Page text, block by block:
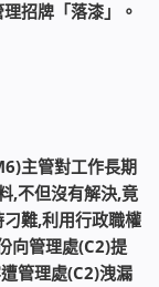
招牌「落漆」。
主管對工作長期
,不但沒有解決,竟
難,利用行政職權
向管理處(C2)提
管理處(C2)洩漏